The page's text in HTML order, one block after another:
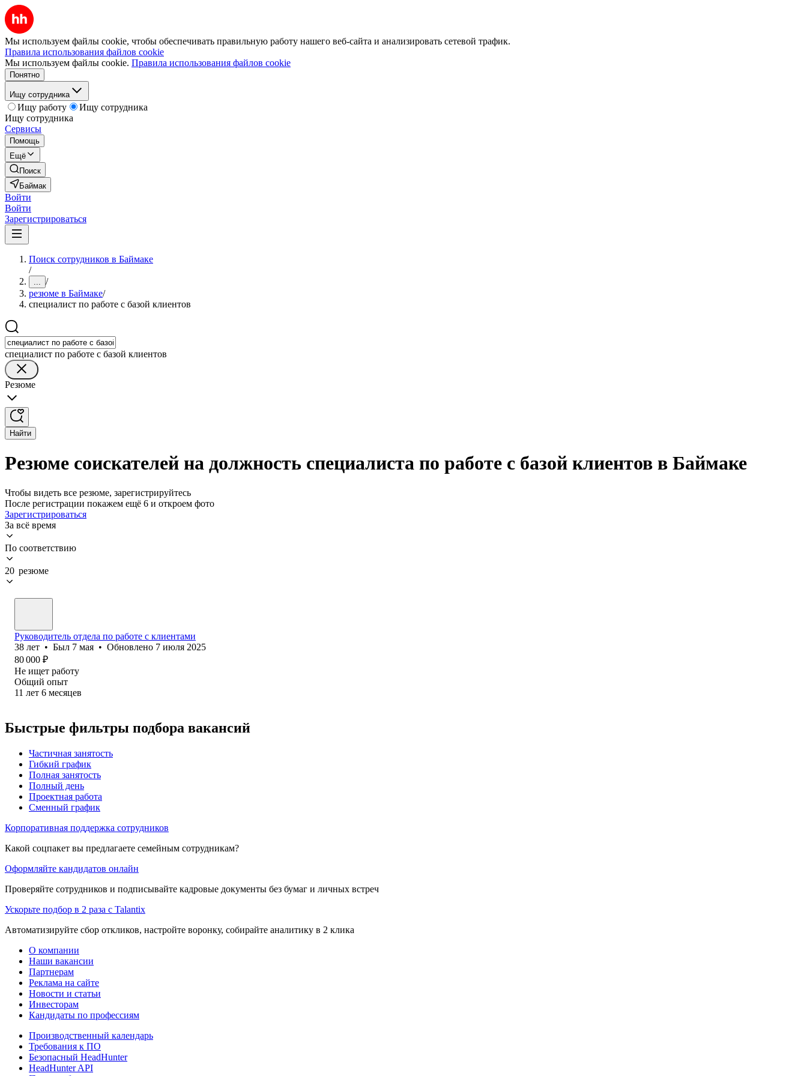
Мы используем файлы cookie, чтобы обеспечивать правильную работу нашего веб-сайта и анализировать сетевой трафик.
Правила использования файлов cookie
Мы используем файлы cookie. Правила использования файлов cookie
Понятно
Ищу сотрудника
Ищу работу
Ищу сотрудника
Ищу сотрудника
Сервисы
Помощь
Ещё
Поиск
Баймак
Войти
Войти
Зарегистрироваться
Поиск сотрудников в Баймаке
/
... /
резюме в Баймаке/
специалист по работе с базой клиентов
специалист по работе с базой клиентов
Резюме
Найти
Резюме соискателей на должность специалиста по работе с базой клиентов в Баймаке
Чтобы видеть все резюме, зарегистрируйтесь
После регистрации покажем ещё 6 и откроем фото
Зарегистрироваться
За всё время
По соответствию
20 резюме
Руководитель отдела по работе с клиентами
38 лет • Был 7 мая • Обновлено 7 июля 2025
80 000 ₽
Не ищет работу
Общий опыт
11 лет 6 месяцев
Быстрые фильтры подбора вакансий
Частичная занятость
Гибкий график
Полная занятость
Полный день
Проектная работа
Сменный график
Корпоративная поддержка сотрудников
Какой соцпакет вы предлагаете семейным сотрудникам?
Оформляйте кандидатов онлайн
Проверяйте сотрудников и подписывайте кадровые документы без бумаг и личных встреч
Ускорьте подбор в 2 раза с Talantix
Автоматизируйте сбор откликов, настройте воронку, собирайте аналитику в 2 клика
О компании
Наши вакансии
Партнерам
Реклама на сайте
Новости и статьи
Инвесторам
Кандидаты по профессиям
Производственный календарь
Требования к ПО
Безопасный HeadHunter
HeadHunter API